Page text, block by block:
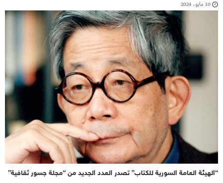
10 مايو، 2024
“الهيئة العامة السورية للكتاب” تصدر العدد الجديد من “مجلة جسور ثقافية”